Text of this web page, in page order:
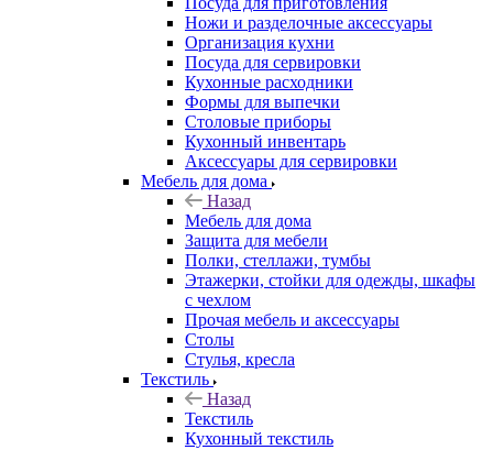
Ножи и разделочные аксессуары
Организация кухни
Посуда для сервировки
Кухонные расходники
Формы для выпечки
Столовые приборы
Кухонный инвентарь
Аксессуары для сервировки
Мебель для дома
Назад
Мебель для дома
Защита для мебели
Полки, стеллажи, тумбы
Этажерки, стойки для одежды, шкафы
с чехлом
Прочая мебель и аксессуары
Столы
Стулья, кресла
Текстиль
Назад
Текстиль
Кухонный текстиль